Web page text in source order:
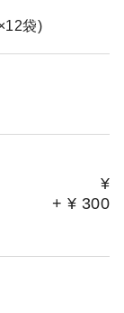
袋)
¥
+ ¥ 300